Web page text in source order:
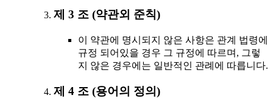
제 3 조 (약관외 준칙)
이 약관에 명시되지 않은 사항은 관계 법령에
규정 되어있을 경우 그 규정에 따르며, 그렇
지 않은 경우에는 일반적인 관례에 따릅니다.
제 4 조 (용어의 정의)